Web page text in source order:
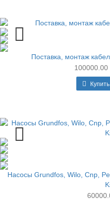
Поставка, монтаж
100000.00
Купить
Насосы Grundfos, Wilo, Cnp,